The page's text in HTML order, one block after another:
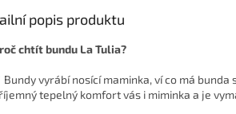
popis produktu
chtít bundu La Tulia?
vyrábí nosící maminka, ví co má
tepelný komfort vás i miminka a je